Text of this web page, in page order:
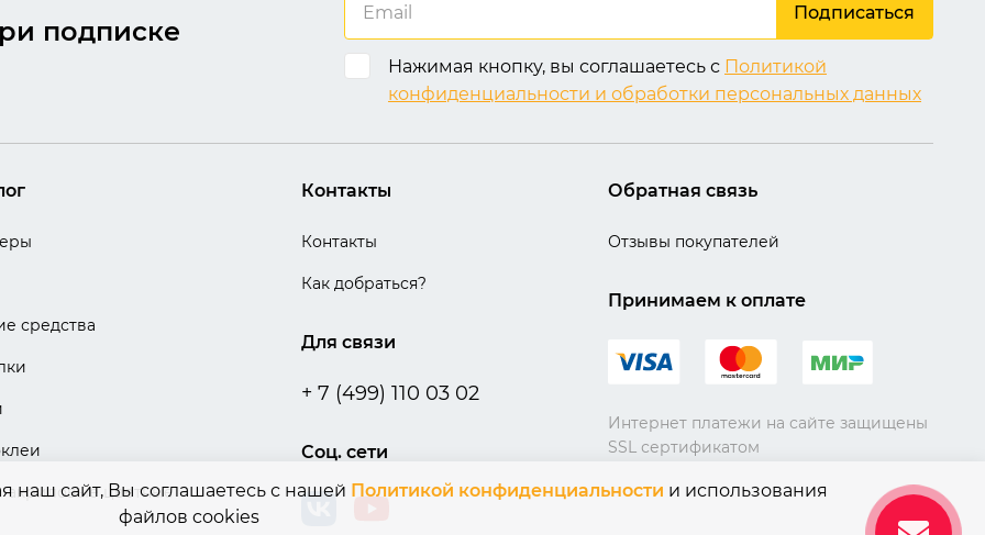
подписке
Подписаться
Нажимая кнопку, вы соглашаетесь с Политикой
конфиденциальности и обработки персональных данных
средства
акриловые цветные
Контакты
Контакты
Как добраться?
Для связи
+ 7 (499) 110 03 02
Соц. сети
Обратная связь
Отзывы покупателей
Принимаем к оплате
Интернет платежи на сайте защищены
SSL сертификатом
наш сайт, Вы соглашаетесь с нашей Политикой конфиденциальности и использования
файлов cookies